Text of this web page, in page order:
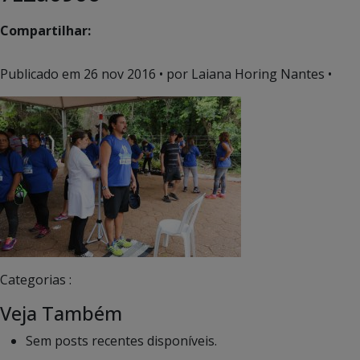
Compartilhar:
Publicado em 26 nov 2016 • por Laiana Horing Nantes •
Categorias :
Veja Também
Sem posts recentes disponíveis.